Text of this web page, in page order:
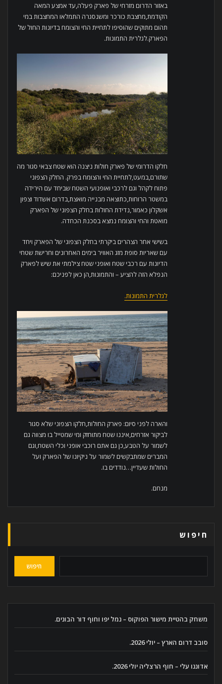
באזור הדרום מזרחי של פארק פעלה,עד אמצע המאה
הקודמת,מחצבת כורכר ומשנסגרה התמלאו המחצבות במי
תהום מתוקים שהוסיפו לתחיית החי והצומח בדיונות החול של
הפארק.לגלרית התמונות.
חלקו הדרומי של פארק חולות ניצנה הוא שטח צבאי סגור מה
שתורם,במעט,לתחיית החי והצומח בפרק. החלק הצפוני
פתוח לקהל וגם לרכבי ואופנועי השטח שביחד עם הירידה
במשטר הרוחות,כתוצאה מבנייה מואצת,בדרום אשדוד וצפון
אשקלון כאמור,נדידת החולות בחלק הצפוני של הפארק
מואטת והחי והצומח נמצא בסכנת הכחדה.
בשישי אחר הצהרים ביקרתי בחלק הצפוני של הפארק ויחד
עם שאריות סופת מזג האוויר בימים האחרונים וחרישת שטחי
הדיונות עם רכבי שטח ואופני שטח צילמתי את שיש לפארק
הנפלא הזה להציע – והתמונות,הן כאן לפניכם:
לגלרית התמונות.
והארה לפני סיום: פארק החולות,חלקו הצפוני שלא סגור
לביקור אזרחים,איננו שטח מתוחזק ומי שמטייל בו מצווה גם
לשמור על הטבע,כן גם אתם רוכבי אופני וכלי השטח,וגם
המברים שמתבקשים לשמור על ניקיונו של הפארק ועל
החולות שעדיין…נודדים בו.
מנחם.
חיפוש
חיפוש
משחק בהטיית מישור הפוקוס – נמל יפו וחוף דור הבונים.
סובב דרום הארץ – יולי 2026.
אדוננו עלי – חוף הרצליה יולי 2026.